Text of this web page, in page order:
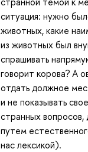
ситуация: нужно
животных, какие
из животных был
спрашивать
говорит корова? А
отдать должное
и не показывать
странных
путем
нас лексикой).